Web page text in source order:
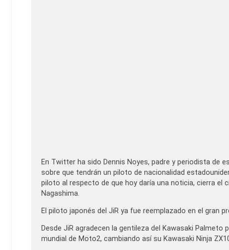
En Twitter ha sido Dennis Noyes, padre y periodista de
sobre que tendrán un piloto de nacionalidad
piloto al respecto de que hoy daría una noticia, cierra el
Nagashima.
El piloto japonés del JiR ya fue reemplazado en el gran
Desde JiR agradecen la gentileza del Kawasaki
mundial de Moto2, cambiando así su Kawasaki Ninja